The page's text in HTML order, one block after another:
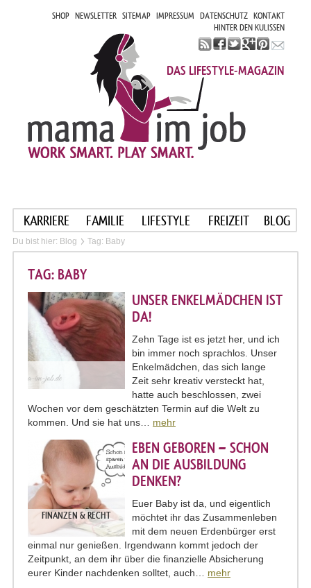
SHOP NEWSLETTER SITEMAP IMPRESSUM DATENSCHUTZ KONTAKT
HINTER DEN KULISSEN
DAS LIFESTYLE-MAGAZIN
KARRIERE FAMILIE LIFESTYLE FREIZEIT BLOG
Du bist hier: Blog Tag: Baby
TAG: BABY
UNSER ENKELMÄDCHEN IST
DA!
Zehn Tage ist es jetzt her, und ich
bin immer noch sprachlos. Unser
Enkelmädchen, das sich lange
Zeit sehr kreativ versteckt hat,
hatte auch beschlossen, zwei
Wochen vor dem geschätzten Termin auf die Welt zu
kommen. Und sie hat uns… mehr
FINANZEN & RECHT
EBEN GEBOREN – SCHON
AN DIE AUSBILDUNG
DENKEN?
Euer Baby ist da, und eigentlich
möchtet ihr das Zusammenleben
mit dem neuen Erdenbürger erst
einmal nur genießen. Irgendwann kommt jedoch der
Zeitpunkt, an dem ihr über die finanzielle Absicherung
eurer Kinder nachdenken solltet, auch… mehr